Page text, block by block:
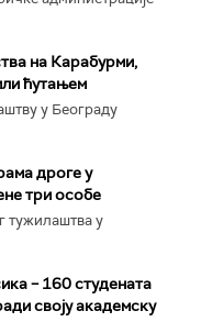
на Карабурми,
ћутањем
у Београду
дроге у
три особе
тужилаштва у
– 160 студената
своју академску